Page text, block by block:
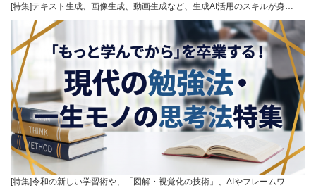
[特集]テキスト生成、画像生成、動画生成など、生成AI活用のスキルが身…
[特集]令和の新しい学習術や、「図解・視覚化の技術」、AIやフレームワ…